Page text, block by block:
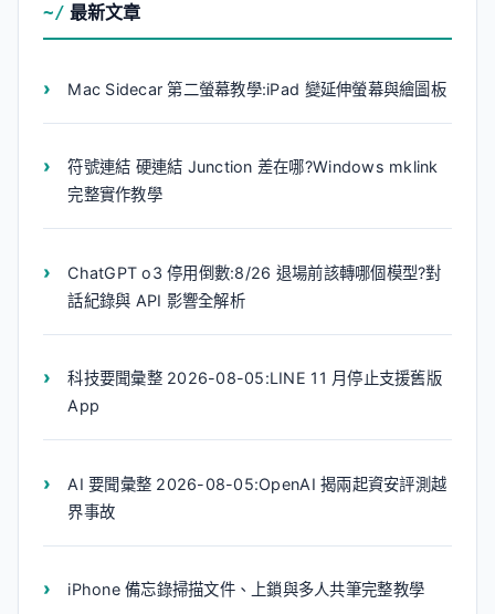
最新文章
Mac Sidecar 第二螢幕教學:iPad 變延伸螢幕與繪圖板
符號連結 硬連結 Junction 差在哪?Windows mklink
完整實作教學
ChatGPT o3 停用倒數:8/26 退場前該轉哪個模型?對
話紀錄與 API 影響全解析
科技要聞彙整 2026-08-05:LINE 11 月停止支援舊版
App
AI 要聞彙整 2026-08-05:OpenAI 揭兩起資安評測越
界事故
iPhone 備忘錄掃描文件、上鎖與多人共筆完整教學